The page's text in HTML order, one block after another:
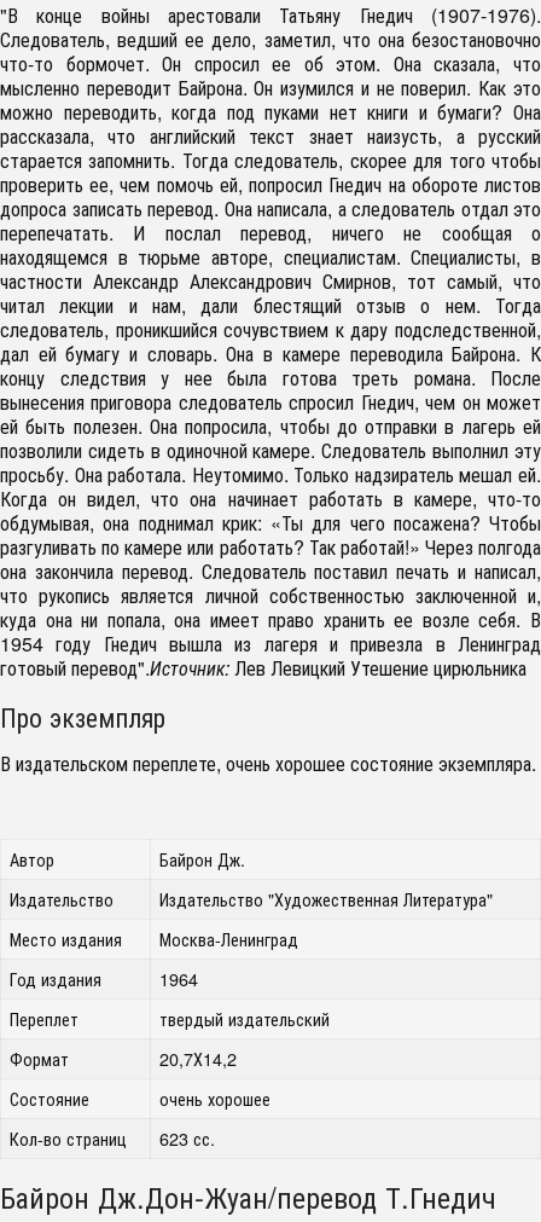
"В конце войны арестовали Татьяну Гнедич (1907-1976).
Следователь, ведший ее дело, заметил, что она безостановочно
что-то бормочет. Он спросил ее об этом. Она сказала, что
мысленно переводит Байрона. Он изумился и не поверил. Как это
можно переводить, когда под пуками нет книги и бумаги? Она
рассказала, что английский текст знает наизусть, а русский
старается запомнить. Тогда следователь, скорее для того чтобы
проверить ее, чем помочь ей, попросил Гнедич на обороте листов
допроса записать перевод. Она написала, а следователь отдал это
перепечатать. И послал перевод, ничего не сообщая о
находящемся в тюрьме авторе, специалистам. Специалисты, в
частности Александр Александрович Смирнов, тот самый, что
читал лекции и нам, дали блестящий отзыв о нем. Тогда
следователь, проникшийся сочувствием к дару подследственной,
дал ей бумагу и словарь. Она в камере переводила Байрона. К
концу следствия у нее была готова треть романа. После
вынесения приговора следователь спросил Гнедич, чем он может
ей быть полезен. Она попросила, чтобы до отправки в лагерь ей
позволили сидеть в одиночной камере. Следователь выполнил эту
просьбу. Она работала. Неутомимо. Только надзиратель мешал ей.
Когда он видел, что она начинает работать в камере, что-то
обдумывая, она поднимал крик: «Ты для чего посажена? Чтобы
разгуливать по камере или работать? Так работай!» Через полгода
она закончила перевод. Следователь поставил печать и написал,
что рукопись является личной собственностью заключенной и,
куда она ни попала, она имеет право хранить ее возле себя. В
1954 году Гнедич вышла из лагеря и привезла в Ленинград
готовый перевод".Источник:Лев Левицкий Утешение цирюльника
Про экземпляр
В издательском переплете, очень хорошее состояние экземпляра.
Автор
Байрон Дж.
Издательство
Издательство "Художественная Литература"
Место издания
Москва-Ленинград
Год издания
1964
Переплет
твердый издательский
Формат
20,7Х14,2
Состояние
очень хорошее
Кол-во страниц
623 сс.
Байрон Дж.Дон-Жуан/перевод Т.Гнедич